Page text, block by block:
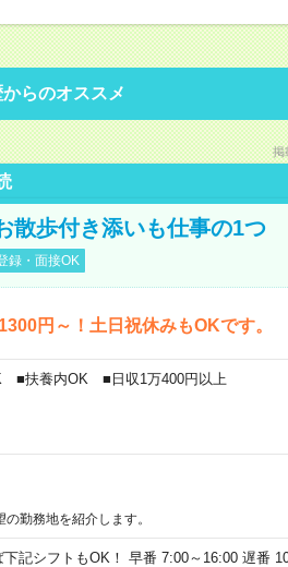
らのオススメ
掲
散歩付き添いも仕事の1つ
録・面接OK
円～！土日祝休みもOKです。
■扶養内OK ■日収1万400円以上
勤務地を紹介します。
記シフトもOK！ 早番 7:00～16:00 遅番